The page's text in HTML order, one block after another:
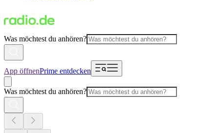
Was möchtest du anhören?
App öffnenPrime entdecken
Was möchtest du anhören?